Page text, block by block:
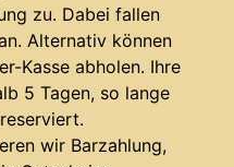
zu. Dabei fallen
Alternativ können
Kasse abholen. Ihre
5 Tagen, so lange
wir Barzahlung,